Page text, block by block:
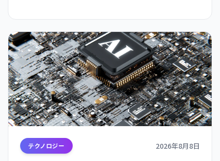
テクノロジー 2026年8月8日